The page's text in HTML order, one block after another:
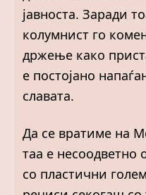
јавноста. Заради
колумнист го
држење како
е постојано
славата.
Да се вратиме на
таа е несоодветно
со пластични